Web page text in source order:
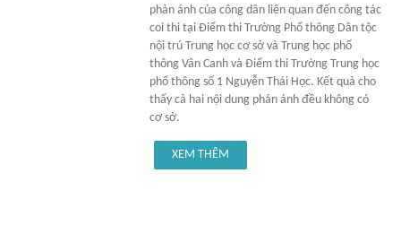
phản ánh của công dân liên quan đến công tác
coi thi tại Điểm thi Trường Phổ thông Dân tộc
nội trú Trung học cơ sở và Trung học phổ
thông Vân Canh và Điểm thi Trường Trung học
phổ thông số 1 Nguyễn Thái Học. Kết quả cho
thấy cả hai nội dung phản ánh đều không có
cơ sở.
XEM THÊM